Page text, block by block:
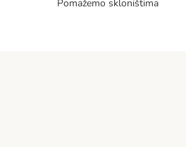
Pomažemo skloništima